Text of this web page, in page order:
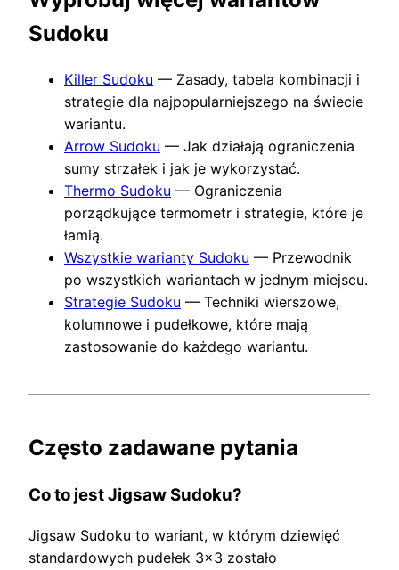
Sudoku
Killer Sudoku — Zasady, tabela kombinacji i
strategie dla najpopularniejszego na świecie
wariantu.
Arrow Sudoku — Jak działają ograniczenia
sumy strzałek i jak je wykorzystać.
Thermo Sudoku — Ograniczenia
porządkujące termometr i strategie, które je
łamią.
Wszystkie warianty Sudoku — Przewodnik
po wszystkich wariantach w jednym miejscu.
Strategie Sudoku — Techniki wierszowe,
kolumnowe i pudełkowe, które mają
zastosowanie do każdego wariantu.
Często zadawane pytania
Co to jest Jigsaw Sudoku?
Jigsaw Sudoku to wariant, w którym dziewięć
standardowych pudełek 3×3 zostało